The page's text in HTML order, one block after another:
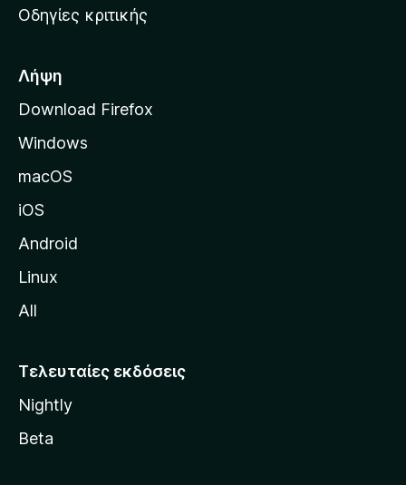
κ
σ
λ
ί
τ
η
o
i
l
a
Οδηγίες κριτικής
Λήψη
Download Firefox
Windows
macOS
iOS
Android
Linux
All
Τελευταίες εκδόσεις
Nightly
Beta